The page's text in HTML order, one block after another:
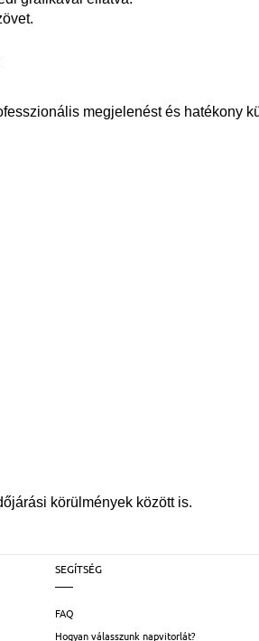
megjelenést és hatékony
körülmények között is.
SEGÍTSÉG
FAQ
Hogyan válasszunk napvitorlát?